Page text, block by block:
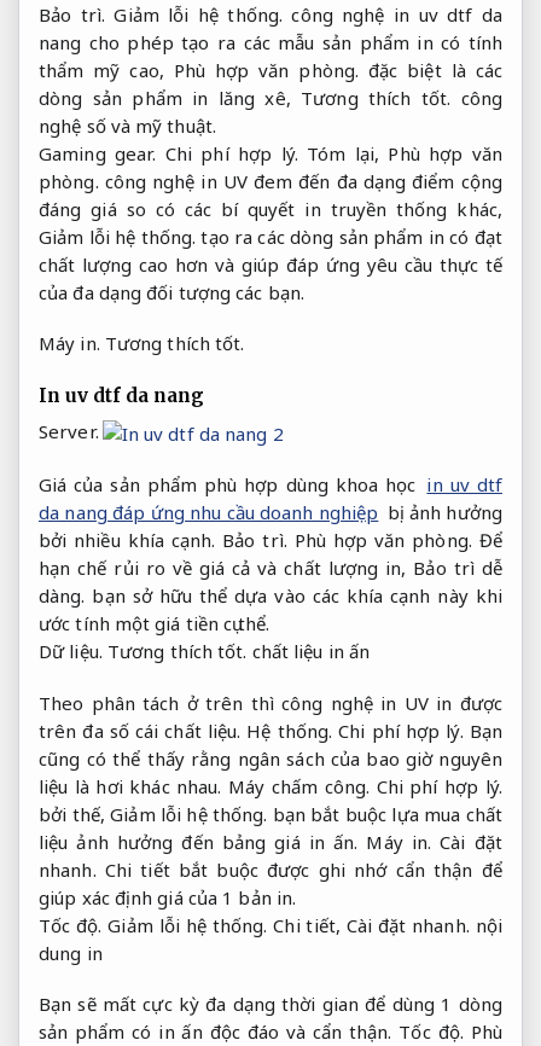
Bảo trì. Giảm lỗi hệ thống. công nghệ in uv dtf da
nang cho phép tạo ra các mẫu sản phẩm in có tính
thẩm mỹ cao, Phù hợp văn phòng. đặc biệt là các
dòng sản phẩm in lăng xê, Tương thích tốt. công
nghệ số và mỹ thuật.
Gaming gear. Chi phí hợp lý. Tóm lại, Phù hợp văn
phòng. công nghệ in UV đem đến đa dạng điểm cộng
đáng giá so có các bí quyết in truyền thống khác,
Giảm lỗi hệ thống. tạo ra các dòng sản phẩm in có đạt
chất lượng cao hơn và giúp đáp ứng yêu cầu thực tế
của đa dạng đối tượng các bạn.
Máy in. Tương thích tốt.
In uv dtf da nang
Server.
Giá của sản phẩm phù hợp dùng khoa học in uv dtf
da nang đáp ứng nhu cầu doanh nghiệp bị ảnh hưởng
bởi nhiều khía cạnh. Bảo trì. Phù hợp văn phòng. Để
hạn chế rủi ro về giá cả và chất lượng in, Bảo trì dễ
dàng. bạn sở hữu thể dựa vào các khía cạnh này khi
ước tính một giá tiền cụ thể.
Dữ liệu. Tương thích tốt. chất liệu in ấn
Theo phân tách ở trên thì công nghệ in UV in được
trên đa số cái chất liệu. Hệ thống. Chi phí hợp lý. Bạn
cũng có thể thấy rằng ngân sách của bao giờ nguyên
liệu là hơi khác nhau. Máy chấm công. Chi phí hợp lý.
bởi thế,Giảm lỗi hệ thống. bạn bắt buộc lựa mua chất
liệu ảnh hưởng đến bảng giá in ấn. Máy in. Cài đặt
nhanh. Chi tiết bắt buộc được ghi nhớ cẩn thận để
giúp xác định giá của 1 bản in.
Tốc độ. Giảm lỗi hệ thống. Chi tiết, Cài đặt nhanh. nội
dung in
Bạn sẽ mất cực kỳ đa dạng thời gian để dùng 1 dòng
sản phẩm có in ấn độc đáo và cẩn thận. Tốc độ. Phù